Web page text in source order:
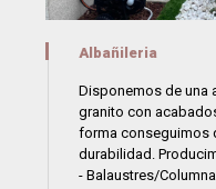
Albañileria
Disponemos de una
granito con
forma conseguimos
durabilidad.
- Balaustres/